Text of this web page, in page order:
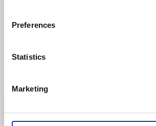
Preferences
Statistics
Marketing
Lidköping
Läs mer